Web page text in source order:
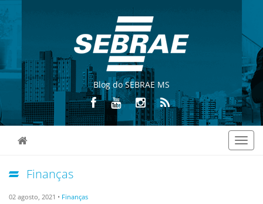
Blog do SEBRAE MS
Finanças
02 agosto, 2021 • Finanças